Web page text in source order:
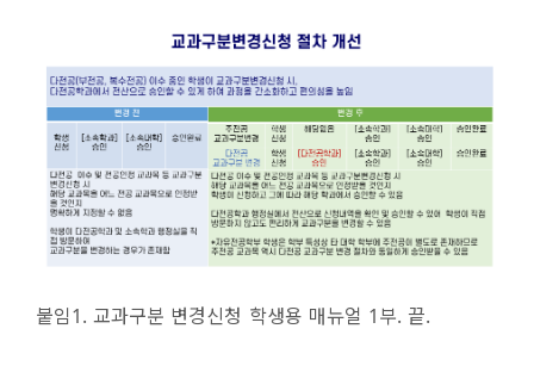
붙임1. 교과구분 변경신청 학생용 매뉴얼 1부. 끝.